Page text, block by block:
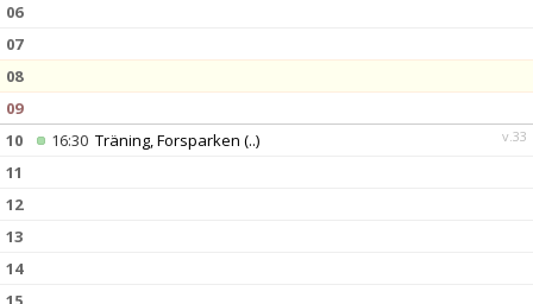
06
07
08
09
v.33
10 16:30 Träning, Forsparken (..)
11
12
13
14